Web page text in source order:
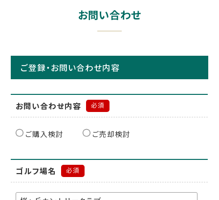
お問い合わせ
ご登録・お問い合わせ内容
お問い合わせ内容 必須
ご購入検討 ご売却検討
ゴルフ場名 必須